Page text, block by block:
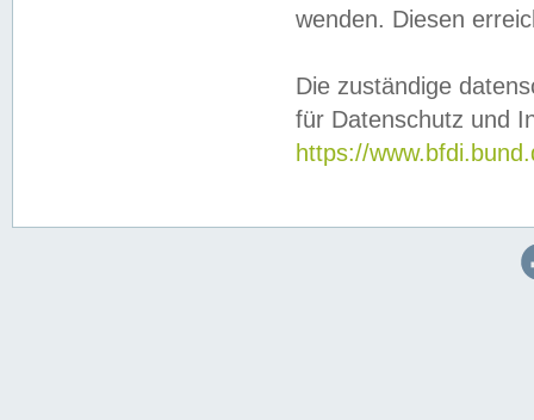
wenden. Diesen
Die zuständige
für Datenschutz und
https://